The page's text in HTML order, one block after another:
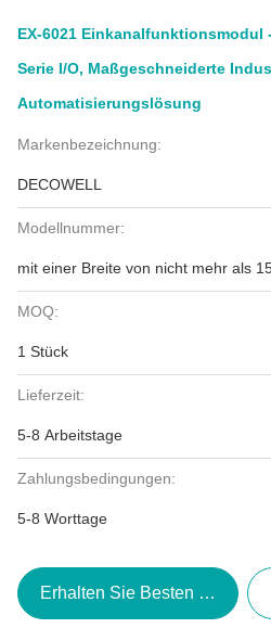
EX-6021 Einkanalfunktionsmodul
Serie I/O, Maßgeschneiderte
Automatisierungslösung
Markenbezeichnung:
DECOWELL
Modellnummer:
mit einer Breite von nicht mehr als
MOQ:
1 Stück
Lieferzeit:
5-8 Arbeitstage
Zahlungsbedingungen:
5-8 Worttage
Erhalten Sie Besten Preis